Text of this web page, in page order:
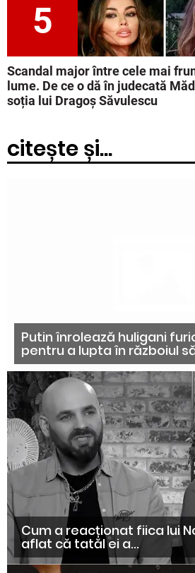
5
Scandal major între cele mai
lume. De ce o dă în judecată
soția lui Dragoș Săvulescu
citește și...
Putin înrolează huligani
pentru a lupta în războiul
Cum a reacționat fiica lui
aflat că tatăl ei a...